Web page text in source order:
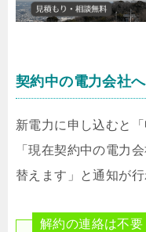
契約中の電力会社
新電力に申し込むと
「現在契約中の電力
替えます」と通知が行
解約の連絡は不要